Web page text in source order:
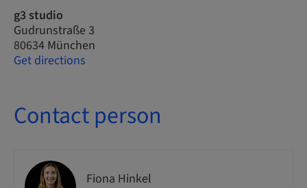
g3 studio
Gudrunstraße 3
80634 München
Get directions
Contact person
Fiona Hinkel